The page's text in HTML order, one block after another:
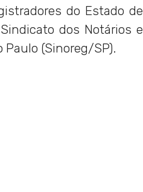
do Estado de
dos Notários e
Paulo (Sinoreg/SP).